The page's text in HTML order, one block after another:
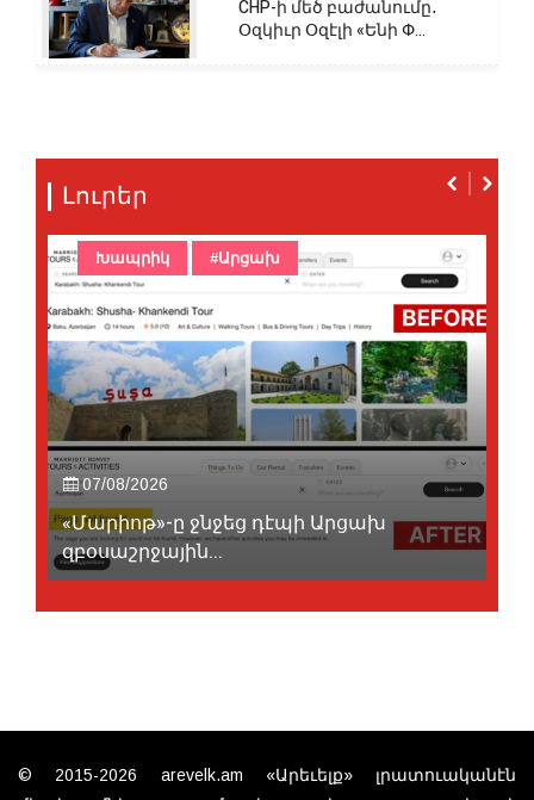
CHP-ի մեծ բաժանումը․
Օզկիւր Օզէլի «Ենի Փ...
Լուրեր
07/08/2026
«Մարիոթ»-ը ջնջեց դէպի Արցախ
զբօսաշրջային...
Խապրիկ #Արցախ
© 2015-2026 arevelk.am «Արեւելք» լրատուականէն